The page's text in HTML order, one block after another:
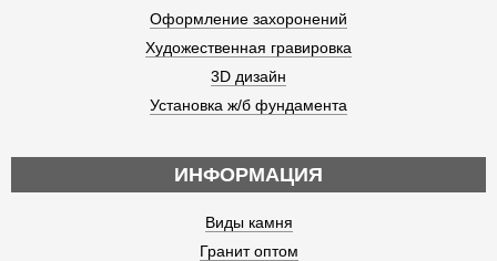
Оформление захоронений
Художественная гравировка
3D дизайн
Установка ж/б фундамента
ИНФОРМАЦИЯ
Виды камня
Гранит оптом